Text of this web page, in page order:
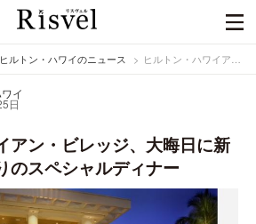
ヒルトン・ハワイのニュース ヒルトン・ハワイアン・ビレッジ、大晦日に新年を祝う一夜限りのスペシャルディナー
イ
日
アン・ビレッジ、大晦日に新
のスペシャルディナー